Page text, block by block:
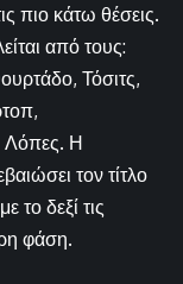
πιο κάτω θέσεις.
από τους:
Τόσιτς,
Λόπες. Η
τον τίτλο
το δεξί τις
φάση.